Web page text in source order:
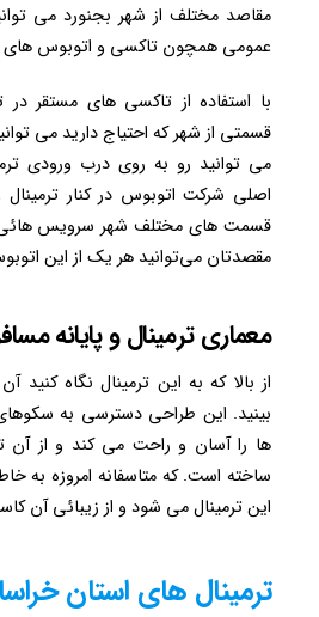
مقاصد مختلف از شهر بجنورد می
عمومی همچون تاکسی و اتوبوس های
با استفاده از تاکسی های مستقر در
قسمتی از شهر که احتیاج دارید می
می توانید رو به روی درب ورودی
اصلی شرکت اتوبوس در کنار
قسمت های مختلف شهر سرویس هائی
مقصدتان می‌توانید هر یک از این
معماری ترمینال و پایانه
از بالا که به این ترمینال نگاه
بینید. این طراحی دسترسی به
ها را آسان و راحت می کند و از آن
ساخته است. که متاسفانه امروزه به
این ترمینال می شود و از زیبائی آن
ترمینال های استان